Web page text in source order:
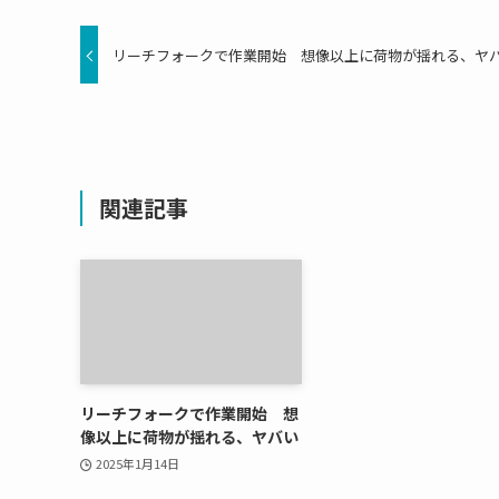
リーチフォークで作業開始 想像以上に荷物が揺れる、ヤ
関連記事
リーチフォークで作業開始 想
像以上に荷物が揺れる、ヤバい
2025年1月14日